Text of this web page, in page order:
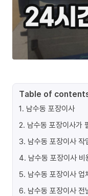
Table of
1. 남수동 포장이사
2. 남수동 포장이사가
3. 남수동 포장이사 작
4. 남수동 포장이사
5. 남수동 포장이사
6. 남수동 포장이사 전